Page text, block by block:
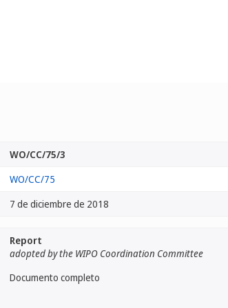
WO/CC/75/3
WO/CC/75
7 de diciembre de 2018
Report
adopted by the WIPO Coordination Committee
Documento completo